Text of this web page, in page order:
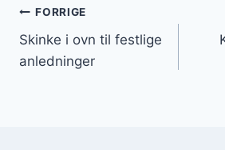
Indlægsnavigation
FORRIGE
Skinke i ovn til festlige
anledninger